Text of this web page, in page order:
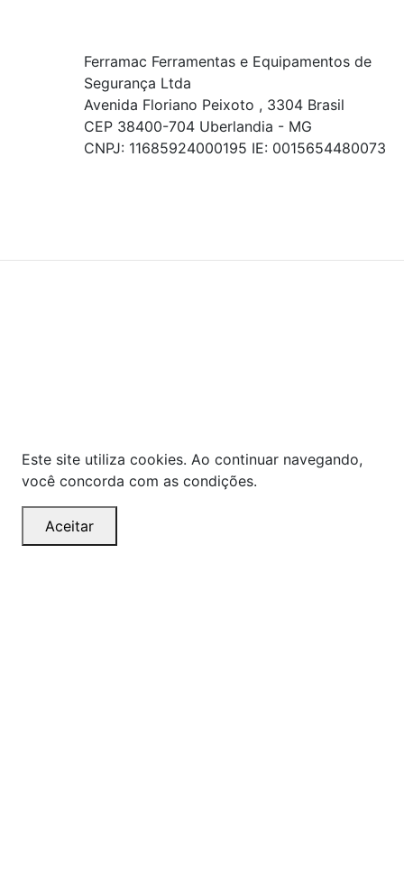
Ferramac Ferramentas e Equipamentos de
Segurança Ltda
Avenida Floriano Peixoto , 3304 Brasil
CEP 38400-704 Uberlandia - MG
CNPJ: 11685924000195 IE: 0015654480073
Este site utiliza cookies. Ao continuar navegando,
você concorda com as condições.
Aceitar